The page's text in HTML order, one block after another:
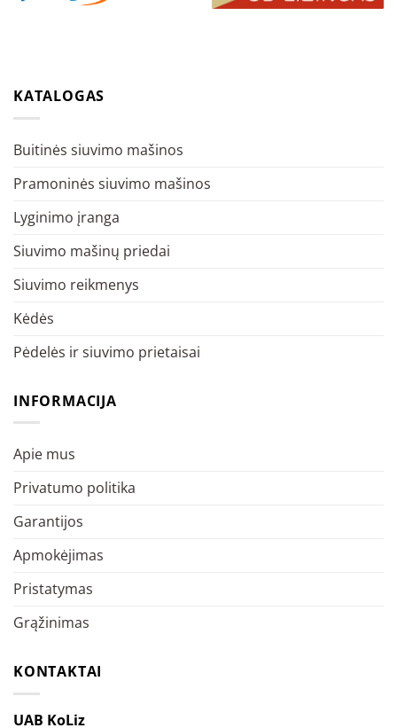
KATALOGAS
Buitinės siuvimo mašinos
Pramoninės siuvimo mašinos
Lyginimo įranga
Siuvimo mašinų priedai
Siuvimo reikmenys
Kėdės
Pėdelės ir siuvimo prietaisai
INFORMACIJA
Apie mus
Privatumo politika
Garantijos
Apmokėjimas
Pristatymas
Grąžinimas
KONTAKTAI
UAB KoLiz